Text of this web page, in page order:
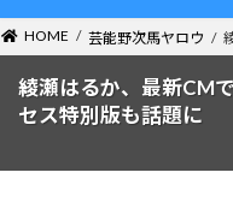
ン
ツ
ー
シ
HOME 芸能野次馬ヤロウ
綾瀬はるか、最新CM
セス特別版も話題に